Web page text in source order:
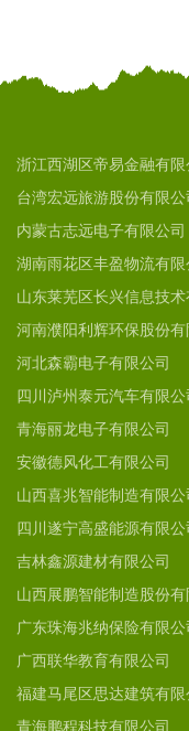
浙江西湖区帝易金融有限
台湾宏远旅游股份有限公
内蒙古志远电子有限公司
湖南雨花区丰盈物流有限
山东莱芜区长兴信息技术
河南濮阳利辉环保股份有
河北森霸电子有限公司
四川泸州泰元汽车有限公
青海丽龙电子有限公司
安徽德风化工有限公司
山西喜兆智能制造有限公
四川遂宁高盛能源有限公
吉林鑫源建材有限公司
山西展鹏智能制造股份有
广东珠海兆纳保险有限公
广西联华教育有限公司
福建马尾区思达建筑有限
青海鹏程科技有限公司